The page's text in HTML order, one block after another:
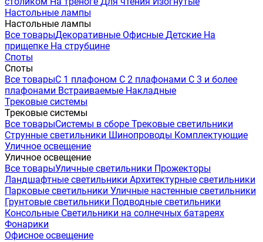
Настольные лампы
Настольные лампы
Все товарыДекоративные Офисные Детские На
прищепке На струбцине
Споты
Споты
Все товарыС 1 плафоном С 2 плафонами С 3 и более
плафонами Встраиваемые Накладные
Трековые системы
Трековые системы
Все товарыСистемы в сборе Трековые светильники
Струнные светильники Шинопроводы Комплектующие
Уличное освещение
Уличное освещение
Все товарыУличные светильники Прожекторы
Ландшафтные светильники Архитектурные светильники
Парковые светильники Уличные настенные светильники
Грунтовые светильники Подводные светильники
Консольные Светильники на солнечных батареях
Фонарики
Офисное освещение